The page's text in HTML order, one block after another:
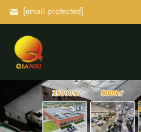
[email protected]